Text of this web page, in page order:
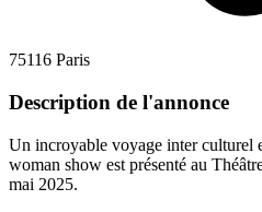
75116 Paris
Description de l'annonce
Un incroyable voyage inter culturel
woman show est présenté au
mai 2025.